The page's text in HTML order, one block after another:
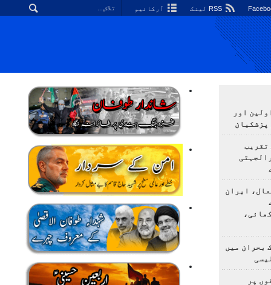
آرکائیو
اور
پزشکیان
تقریب
ایران
بحران میں
پر